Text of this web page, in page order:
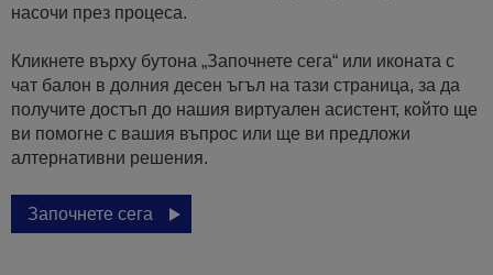
насочи през процеса.
Кликнете върху бутона „Започнете сега“ или иконата с
чат балон в долния десен ъгъл на тази страница, за да
получите достъп до нашия виртуален асистент, който ще
ви помогне с вашия въпрос или ще ви предложи
алтернативни решения.
Започнете сега